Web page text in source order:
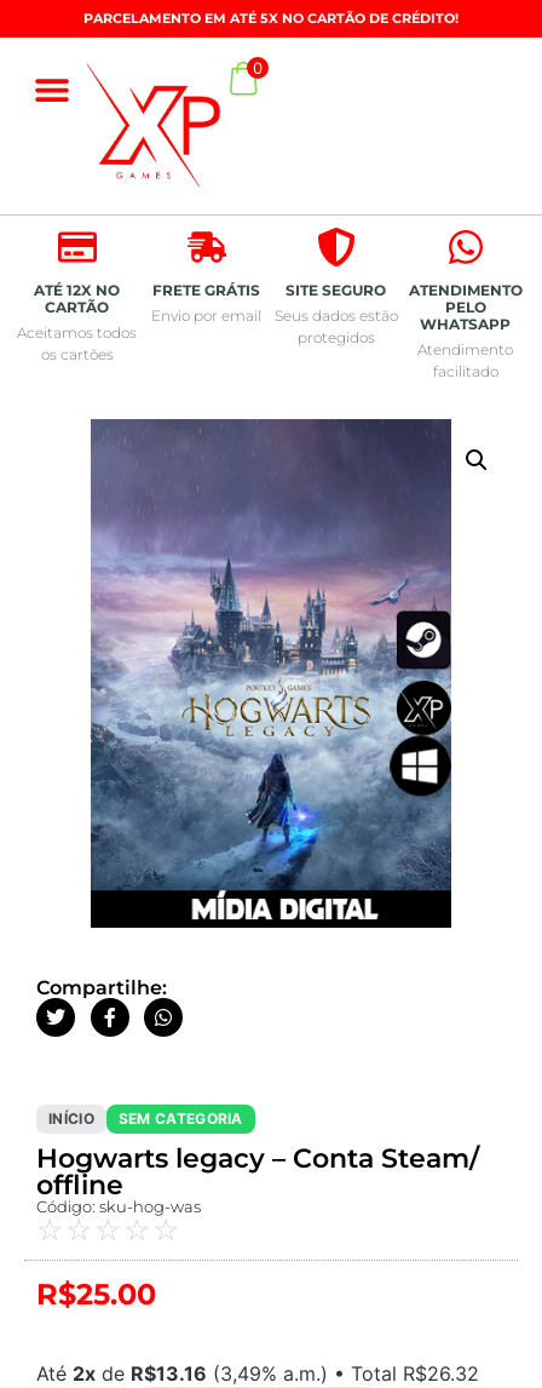
PARCELAMENTO EM ATÉ 5X NO CARTÃO DE CRÉDITO!
0
ATÉ 12X NO
CARTÃO
Aceitamos todos
os cartões
FRETE GRÁTIS
Envio por email
SITE SEGURO
Seus dados estão
protegidos
ATENDIMENTO
PELO
WHATSAPP
Atendimento
facilitado
Compartilhe:
INÍCIO SEM CATEGORIA
Hogwarts legacy – Conta Steam/
offline
Código: sku-hog-was
☆ ☆ ☆ ☆ ☆
R$25.00
Até 2x de R$13.16 (3,49% a.m.) • Total R$26.32